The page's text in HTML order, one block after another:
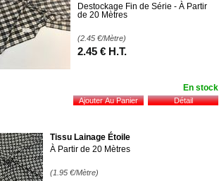
Destockage Fin de Série - À Partir
de 20 Mètres
(2.45 €/Mètre)
2.45 € H.T.
En stock
Tissu Lainage Étoile
À Partir de 20 Mètres
(1.95 €/Mètre)